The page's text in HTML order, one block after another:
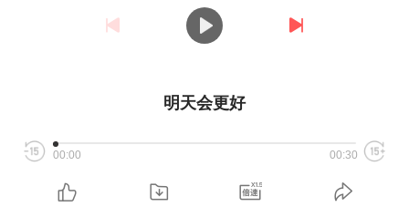
明天会更好
00:00 00:30